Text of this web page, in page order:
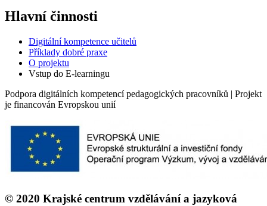
Hlavní činnosti
Digitální kompetence učitelů
Příklady dobré praxe
O projektu
Vstup do E-learningu
Podpora digitálních kompetencí pedagogických pracovníků | Projekt
je financován Evropskou unií
© 2020 Krajské centrum vzdělávání a jazyková